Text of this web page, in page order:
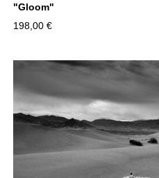
"Gloom"
198,00 €